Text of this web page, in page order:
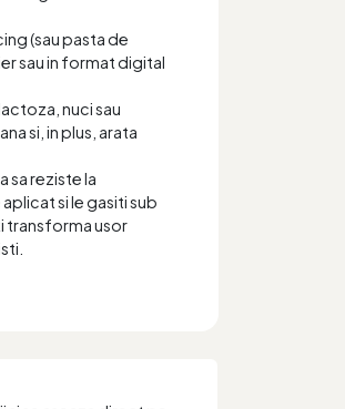
(sau pasta de
sau in format digital
nuci sau
si, in plus, arata
sa reziste la
si le gasiti sub
transforma usor